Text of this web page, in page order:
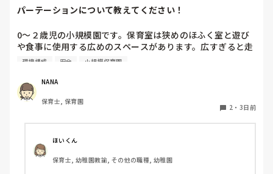
パーテーションについて教えてください！
0〜２歳児の小規模園です。保育室は狭めのほふく室と遊び
や食事に使用する広めのスペースがあります。広すぎると走
り回ったりして落ち着かないので、活動によってパーテーシ
うな素材で軽いので、ちょっと体が当たると倒れたり、つか
まり立ちが不安定な子にとっては共倒れになったりで危険で
す。かと言って固定してしまうと活動によって柔軟に移動す
しっかりした重いものを置いていましたが、移動が大変で使
い勝手が悪く、子どもがぶつかって倒れた時に怖い思いをし
ました。
皆さんの園ではどんなもので工夫されていますか？
環境構成 安全 小規模保育園
NANA
保育士, 保育園
2 ・ 3日前
ほいくん
保育士, 幼稚園教諭, その他の職種, 幼稚園